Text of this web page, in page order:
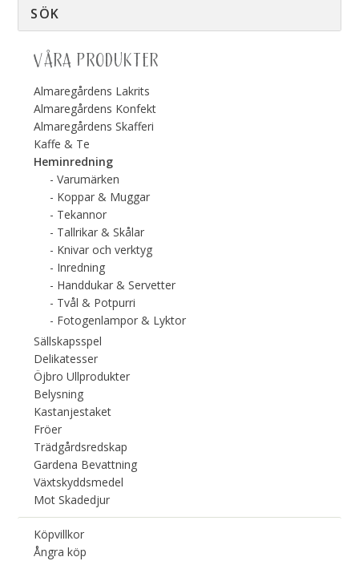
VÅRA PRODUKTER
Almaregårdens Lakrits
Almaregårdens Konfekt
Almaregårdens Skafferi
Kaffe & Te
Heminredning
Varumärken
Koppar & Muggar
Tekannor
Tallrikar & Skålar
Knivar och verktyg
Inredning
Handdukar & Servetter
Tvål & Potpurri
Fotogenlampor & Lyktor
Sällskapsspel
Delikatesser
Öjbro Ullprodukter
Belysning
Kastanjestaket
Fröer
Trädgårdsredskap
Gardena Bevattning
Växtskyddsmedel
Mot Skadedjur
Köpvillkor
Ångra köp